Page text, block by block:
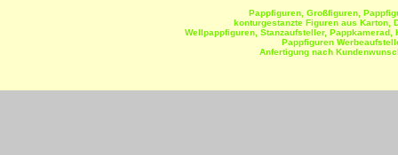
Pappfiguren, Großfiguren,
konturgestanzte Figuren aus Karton,
Wellpappfiguren, Stanzaufsteller,
Pappfiguren
Anfertigung nach